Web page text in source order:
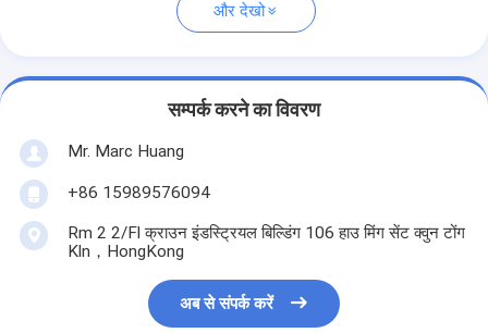
और देखो
सम्पर्क करने का विवरण
Mr. Marc Huang
+86 15989576094
Rm 2 2/Fl क्राउन इंडस्ट्रियल बिल्डिंग 106 हाउ मिंग सेंट क्वुन टोंग
Kln，HongKong
अब से संपर्क करें